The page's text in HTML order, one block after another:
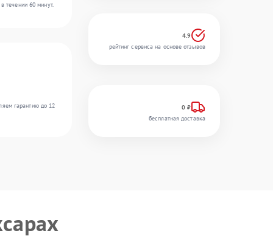
течении 60 минут.
гарантию до 12
4.9
рейтинг сервиса на основе отзывов
0 ₽
бесплатная доставка